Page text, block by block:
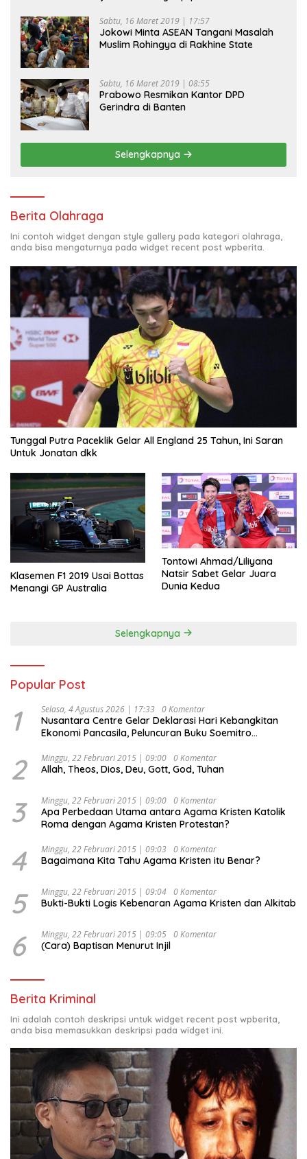
Sabtu, 16 Maret 2019 | 17:57
Jokowi Minta ASEAN Tangani Masalah
Muslim Rohingya di Rakhine State
Sabtu, 16 Maret 2019 | 08:55
Prabowo Resmikan Kantor DPD
Gerindra di Banten
Selengkapnya
Berita Olahraga
Ini contoh widget dengan style gallery pada kategori olahraga,
anda bisa mengaturnya pada widget recent post wpberita.
Tunggal Putra Paceklik Gelar All England 25 Tahun, Ini Saran
Untuk Jonatan dkk
Klasemen F1 2019 Usai Bottas
Menangi GP Australia
Tontowi Ahmad/Liliyana
Natsir Sabet Gelar Juara
Dunia Kedua
Selengkapnya
Popular Post
1 Selasa, 4 Agustus 2026 | 17:33 0 Komentar
Nusantara Centre Gelar Deklarasi Hari Kebangkitan
Ekonomi Pancasila, Peluncuran Buku Soemitro
Ekonomi Politik Indonesia) & Simposium Nasional
“Urgensi Undang-Undang Perekonomian Nasional dan
Indonesia Emas 2045”,
2 Minggu, 22 Februari 2015 | 09:00 0 Komentar
Allah, Theos, Dios, Deu, Gott, God, Tuhan
3 Minggu, 22 Februari 2015 | 09:00 0 Komentar
Apa Perbedaan Utama antara Agama Kristen Katolik
Roma dengan Agama Kristen Protestan?
4 Minggu, 22 Februari 2015 | 09:03 0 Komentar
Bagaimana Kita Tahu Agama Kristen itu Benar?
5 Minggu, 22 Februari 2015 | 09:04 0 Komentar
Bukti-Bukti Logis Kebenaran Agama Kristen dan Alkitab
6 Minggu, 22 Februari 2015 | 09:05 0 Komentar
(Cara) Baptisan Menurut Injil
Berita Kriminal
Ini adalah contoh deskripsi untuk widget recent post wpberita,
anda bisa memasukkan deskripsi pada widget ini.